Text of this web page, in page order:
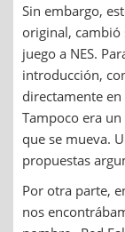
Sin embargo,
original, cambió
juego a NES.
introducción,
directamente
Tampoco era
que se mueva.
propuestas
Por otra parte,
nos